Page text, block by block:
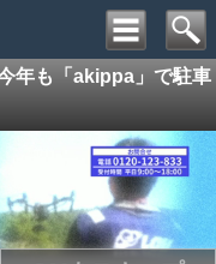
年も「akippa」で駐車